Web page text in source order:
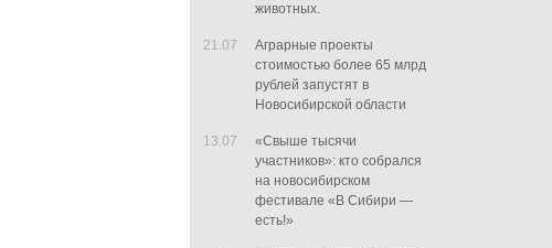
животных.
21.07
Аграрные проекты
стоимостью более 65 млрд
рублей запустят в
Новосибирской области
13.07
«Свыше тысячи
участников»: кто собрался
на новосибирском
фестивале «В Сибири —
есть!»